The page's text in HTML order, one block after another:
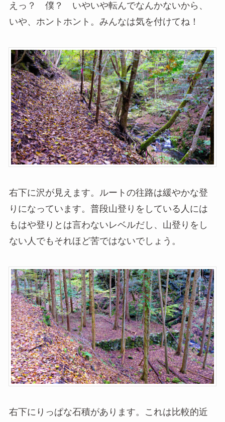
えっ？ 僕？ いやいや転んでなんかないから、
いや、ホントホント。みんなは気を付けてね！
右下に沢が見えます。ルートの往路は緩やかな登
りになっています。普段山登りをしている人には
もはや登りとは言わないレベルだし、山登りをし
ない人でもそれほど苦ではないでしょう。
右下にりっぱな石積があります。これは比較的近